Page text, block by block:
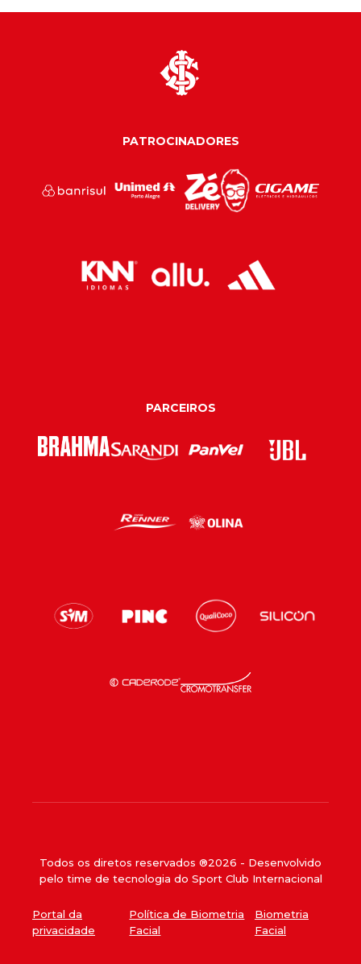
PATROCINADORES
PARCEIROS
Todos os diretos reservados ®2026 - Desenvolvido
pelo time de tecnologia do Sport Club Internacional
Portal da
privacidade
Política de Biometria
Facial
Biometria
Facial